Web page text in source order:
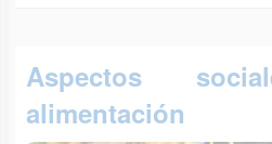
Aspectos
alimentación